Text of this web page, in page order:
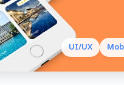
UI/UX